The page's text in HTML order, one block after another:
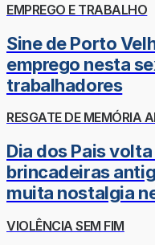
EMPREGO E TRABALHO
Sine de Porto
emprego nesta
trabalhadores
RESGATE DE MEMÓRIA
Dia dos Pais
brincadeiras
muita nostalgia
VIOLÊNCIA SEM FIM